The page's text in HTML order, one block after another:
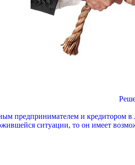
предпринимателем и кредитором
ситуации, то он имеет